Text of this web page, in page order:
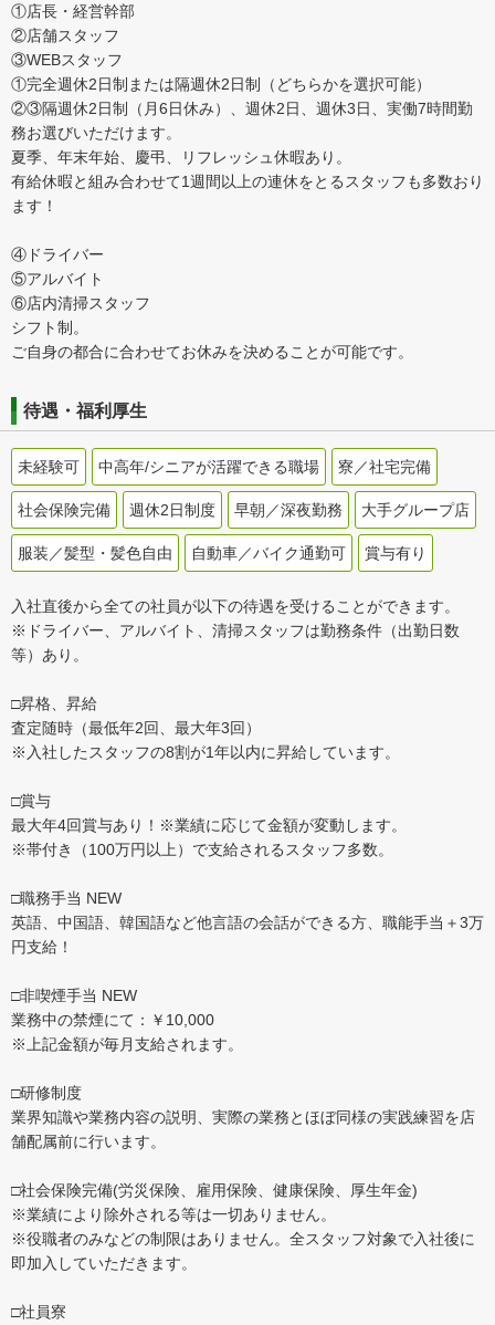
①店長・経営幹部
②店舗スタッフ
③WEBスタッフ
①完全週休2日制または隔週休2日制（どちらかを選択可能）
②③隔週休2日制（月6日休み）、週休2日、週休3日、実働7時間勤
務お選びいただけます。
夏季、年末年始、慶弔、リフレッシュ休暇あり。
有給休暇と組み合わせて1週間以上の連休をとるスタッフも多数おり
ます！
④ドライバー
⑤アルバイト
⑥店内清掃スタッフ
シフト制。
ご自身の都合に合わせてお休みを決めることが可能です。
待遇・福利厚生
未経験可 中高年/シニアが活躍できる職場 寮／社宅完備
社会保険完備 週休2日制度 早朝／深夜勤務 大手グループ店
服装／髪型・髪色自由 自動車／バイク通勤可 賞与有り
入社直後から全ての社員が以下の待遇を受けることができます。
※ドライバー、アルバイト、清掃スタッフは勤務条件（出勤日数
等）あり。
□昇格、昇給
査定随時（最低年2回、最大年3回）
※入社したスタッフの8割が1年以内に昇給しています。
□賞与
最大年4回賞与あり！※業績に応じて金額が変動します。
※帯付き（100万円以上）で支給されるスタッフ多数。
□職務手当 NEW
英語、中国語、韓国語など他言語の会話ができる方、職能手当＋3万
円支給！
□非喫煙手当 NEW
業務中の禁煙にて：￥10,000
※上記金額が毎月支給されます。
□研修制度
業界知識や業務内容の説明、実際の業務とほぼ同様の実践練習を店
舗配属前に行います。
□社会保険完備(労災保険、雇用保険、健康保険、厚生年金)
※業績により除外される等は一切ありません。
※役職者のみなどの制限はありません。全スタッフ対象で入社後に
即加入していただきます。
□社員寮